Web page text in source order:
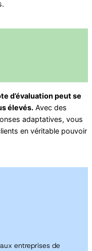
d’évaluation peut se
élevés. Avec des
adaptatives, vous
en véritable pouvoir
entreprises de